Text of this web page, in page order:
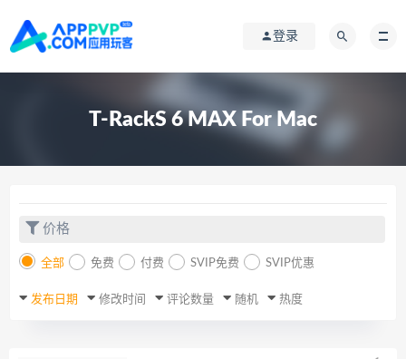
登录
T-RackS 6 MAX For Mac
价格
全部 免费 付费 SVIP免费 SVIP优惠
发布日期 修改时间 评论数量 随机 热度